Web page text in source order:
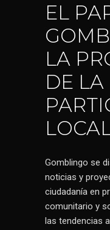
EL
LA
DE LA
Gomblingo se
noticias y
ciudadanía en
comunitario y
las tendencias